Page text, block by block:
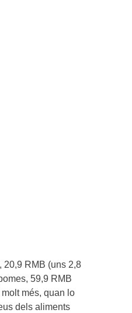
20,9 RMB (uns 2,8
59,9 RMB
més, quan lo
dels aliments